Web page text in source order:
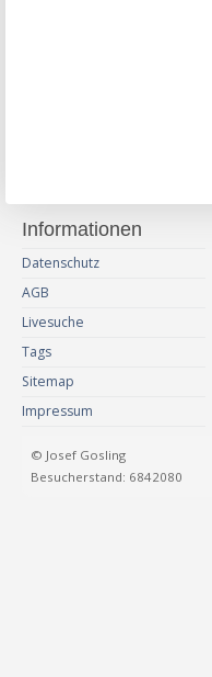
Informationen
Datenschutz
AGB
Livesuche
Tags
Sitemap
Impressum
© Josef Gosling
Besucherstand: 6842080